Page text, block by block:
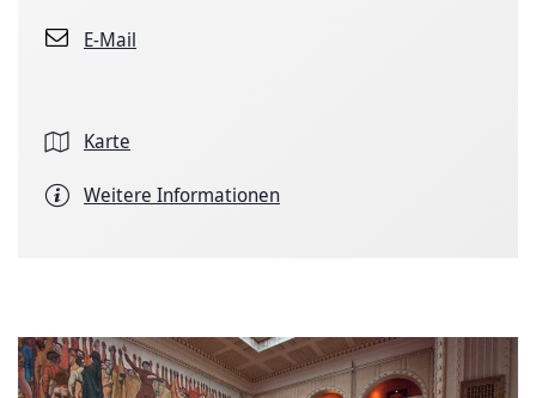
E-Mail
Karte
Weitere Informationen